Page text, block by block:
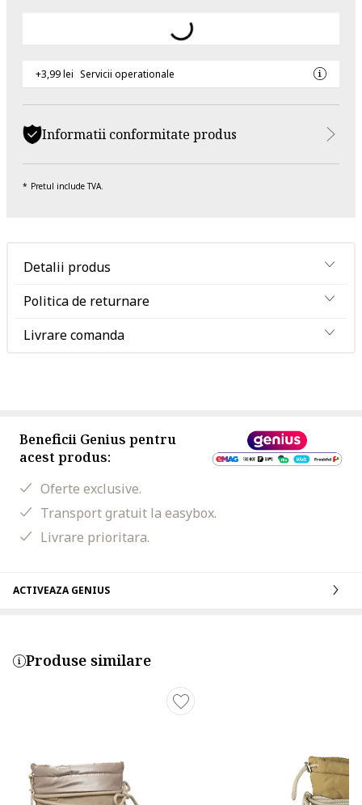
+3,99 lei Servicii operationale
Informatii conformitate produs
Pretul include TVA.
Detalii produs
Politica de returnare
Livrare comanda
Beneficii Genius pentru
acest produs:
Oferte exclusive.
Transport gratuit la easybox.
Livrare prioritara.
ACTIVEAZA GENIUS
Produse similare